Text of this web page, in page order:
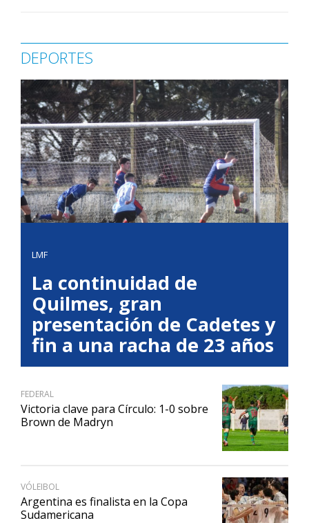
DEPORTES
LMF
La continuidad de
Quilmes, gran
presentación de Cadetes y
fin a una racha de 23 años
FEDERAL
Victoria clave para Círculo: 1-0 sobre
Brown de Madryn
VÓLEIBOL
Argentina es finalista en la Copa
Sudamericana